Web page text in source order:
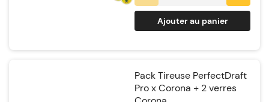
Ajouter au panier
Pack Tireuse PerfectDraft
Pro x Corona + 2 verres